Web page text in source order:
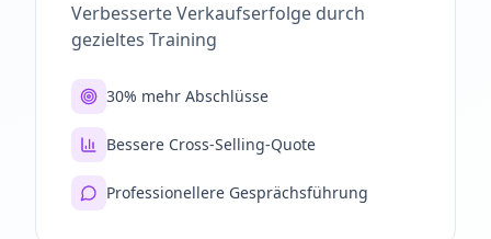
Verbesserte Verkaufserfolge durch
gezieltes Training
30% mehr Abschlüsse
Bessere Cross-Selling-Quote
Professionellere Gesprächsführung